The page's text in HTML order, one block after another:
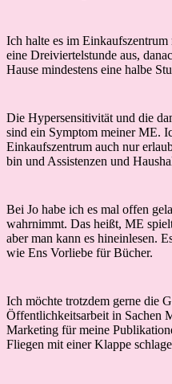
Ich halte es im
eine Dreiviertelstunde aus,
Hause mindestens eine halbe
Die Hypersensitivität und die
sind ein Symptom meiner ME.
Einkaufszentrum auch nur
bin und Assistenzen und
Bei Jo habe ich es mal offen
wahrnimmt. Das heißt, ME
aber man kann es hineinlesen.
wie Ens Vorliebe für Bücher.
Ich möchte trotzdem gerne die
Öffentlichkeitsarbeit in Sachen
Marketing für meine
Fliegen mit einer Klappe